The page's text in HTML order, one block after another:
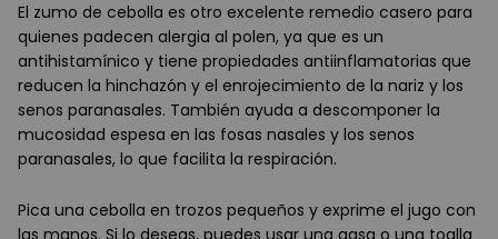
El zumo de cebolla es otro excelente remedio casero para
quienes padecen alergia al polen, ya que es un
antihistamínico y tiene propiedades antiinflamatorias que
reducen la hinchazón y el enrojecimiento de la nariz y los
senos paranasales. También ayuda a descomponer la
mucosidad espesa en las fosas nasales y los senos
paranasales, lo que facilita la respiración.
Pica una cebolla en trozos pequeños y exprime el jugo con